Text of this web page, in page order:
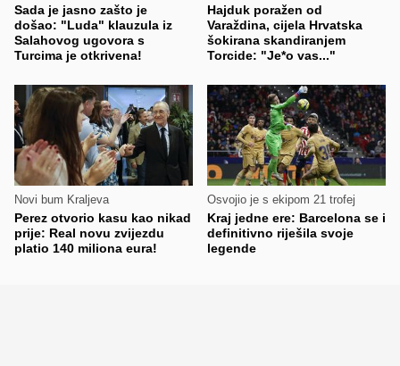
Sada je jasno zašto je
došao: "Luda" klauzula iz
Salahovog ugovora s
Turcima je otkrivena!
Hajduk poražen od
Varaždina, cijela Hrvatska
šokirana skandiranjem
Torcide: "Je*o vas..."
Novi bum Kraljeva
Perez otvorio kasu kao nikad
prije: Real novu zvijezdu
platio 140 miliona eura!
Osvojio je s ekipom 21 trofej
Kraj jedne ere: Barcelona se i
definitivno riješila svoje
legende